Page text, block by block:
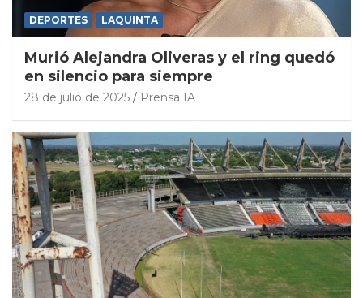
DEPORTES LAQUINTA
Murió Alejandra Oliveras y el ring quedó
en silencio para siempre
28 de julio de 2025 Prensa IA